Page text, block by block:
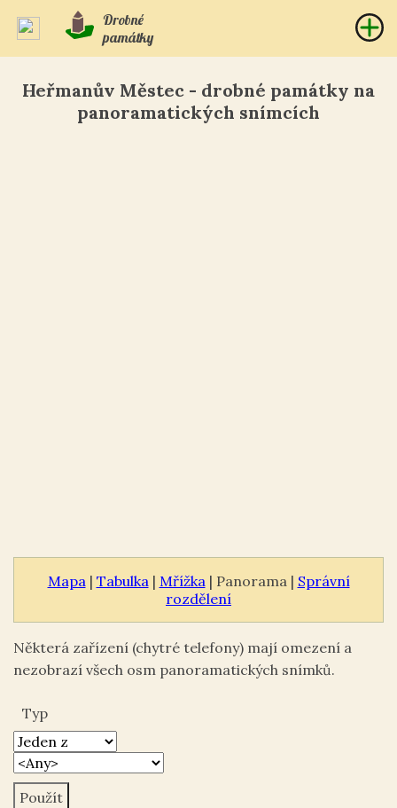
Drobné
památky
Heřmanův Městec - drobné památky na
panoramatických snímcích
Mapa | Tabulka | Mřížka | Panorama | Správní
rozdělení
Některá zařízení (chytré telefony) mají omezení a
nezobrazí všech osm panoramatických snímků.
Typ